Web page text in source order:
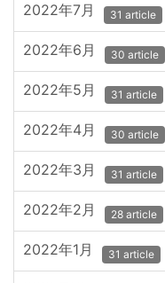
2022年7月 31 article
2022年6月 30 article
2022年5月 31 article
2022年4月 30 article
2022年3月 31 article
2022年2月 28 article
2022年1月 31 article